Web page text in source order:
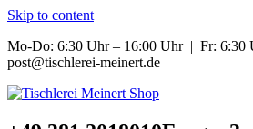
Skip to content
Mo-Do: 6:30 Uhr – 16:00 Uhr | Fr: 6:30
post@tischlerei-meinert.de